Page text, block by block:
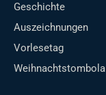
Geschichte
Auszeichnungen
Vorlesetag
Weihnachtstombola